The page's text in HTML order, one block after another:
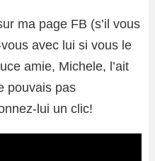
ma page FB (s’il vous
avec lui si vous le
amie, Michele, l’ait
pouvais pas
lui un clic!